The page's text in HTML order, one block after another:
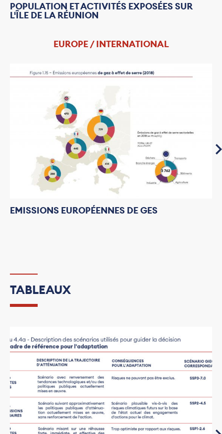
POPULATION ET ACTIVITÉS EXPOSÉES SUR
L'ÎLE DE LA RÉUNION
EUROPE / INTERNATIONAL
EMISSIONS EUROPÉENNES DE GES
TABLEAUX